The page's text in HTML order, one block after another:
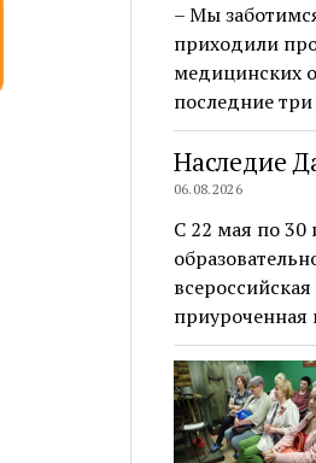
– Мы
приходили
медицинских
последние
Наследие
06.08.2026
С 22 мая по 30
приуроченная